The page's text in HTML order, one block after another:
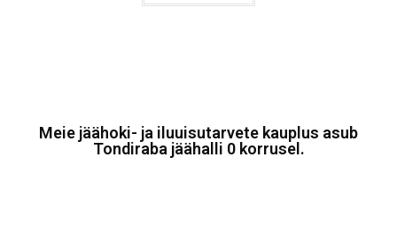
Meie jäähoki- ja iluuisutarvete kauplus asub
Tondiraba jäähalli 0 korrusel.